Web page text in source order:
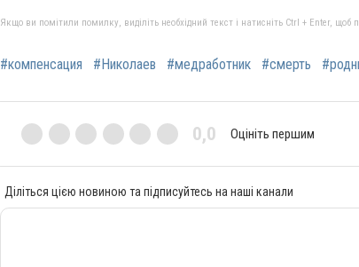
Якщо ви помітили помилку, виділіть необхідний текст і натисніть Ctrl + Enter, щоб
#компенсация #Николаев #медработник #смерть
0,0 Оцініть першим
Діліться цією новиною та підписуйтесь на наші канали